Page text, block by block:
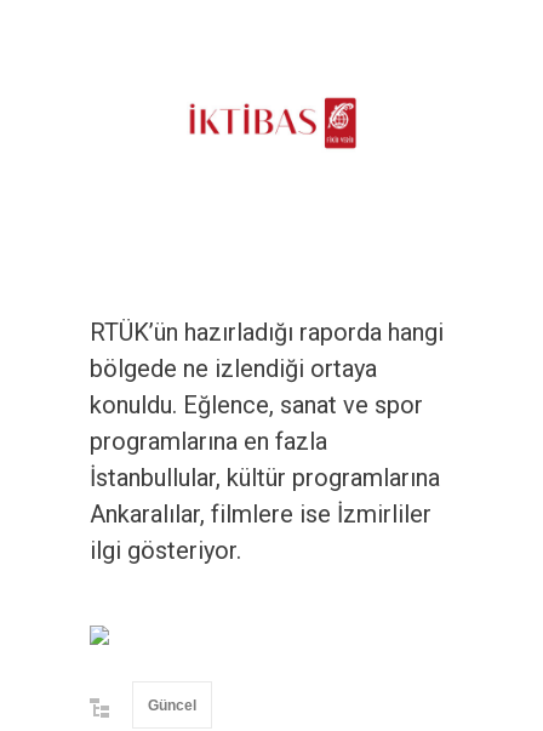
RTÜK’ün hazırladığı raporda hangi
bölgede ne izlendiği ortaya
konuldu. Eğlence, sanat ve spor
programlarına en fazla
İstanbullular, kültür programlarına
Ankaralılar, filmlere ise İzmirliler
ilgi gösteriyor.
Güncel